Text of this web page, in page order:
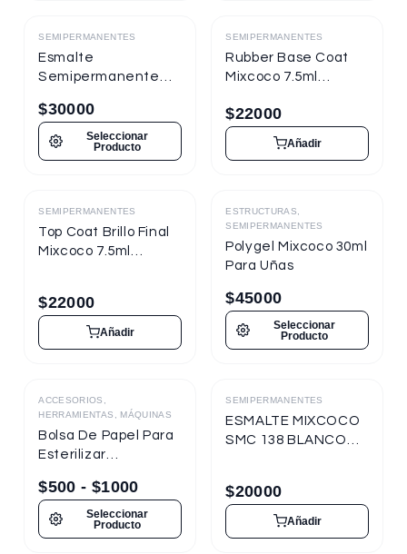
Destacado
SEMIPERMANENTES
Esmalte
Semipermanente
Semitraslúcido 15ml
para Uñas
$30000
Seleccionar
Producto
Destacado
SEMIPERMANENTES
Rubber Base Coat
Mixcoco 7.5ml
para Uñas
$22000
Añadir
Destacado
SEMIPERMANENTES
Top Coat Brillo Final
Mixcoco 7.5ml
$22000
Añadir
Destacado
ESTRUCTURAS,
SEMIPERMANENTES
Polygel Mixcoco 30ml
Para Uñas
$45000
Seleccionar
Producto
ACCESORIOS,
HERRAMIENTAS, MÁQUINAS
Bolsa De Papel Para
Esterilizar
$500 - $1000
Seleccionar
Producto
Destacado
SEMIPERMANENTES
ESMALTE MIXCOCO
SMC 138 BLANCO
$20000
Añadir